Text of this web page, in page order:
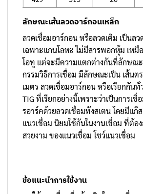
ลักษณะเส้นลวดอาร์กอนเหล็ก
ลวดเชื่อมอาร์กอน หรือลวดเติม เป็นลว
เฉพาะแกนโลหะ ไม่มีสารพอกหุ้ม เหมื
โอทู แต่จะมีความแตกต่างกันที่ลักษณ
กรรมวิธีการเชื่อม มีลักษณะเป็น เส้นต
เมตร ลวดเชื่อมอาร์กอน หรือเรียกกันทั่
TIG ที่เรียกอย่างนี้เพราะว่าเป็นการเชื่
รอาร์คด้วยลวดเชื่อมทังสเตน โดยมีแก๊
แนวเชื่อม นิยมใช้กันในงานเชื่อม ที่ต้อ
สวยงาม ของแนวเชื่อม โชว์แนวเชื่อม
ข้อแนะนำการใช้งาน